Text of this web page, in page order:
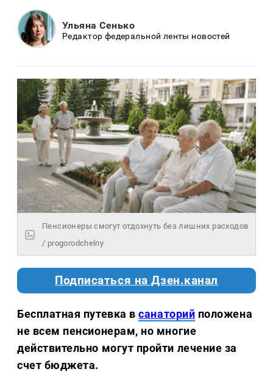
Ульяна Сенько
Редактор федеральной ленты новостей
Пенсионеры смогут отдохнуть без лишних расходов
/ progorodchelny
Подписаться на Дзен.канал
Бесплатная путевка всанаторий положена
не всем пенсионерам, но многие
действительно могут пройти лечение за
счет бюджета.